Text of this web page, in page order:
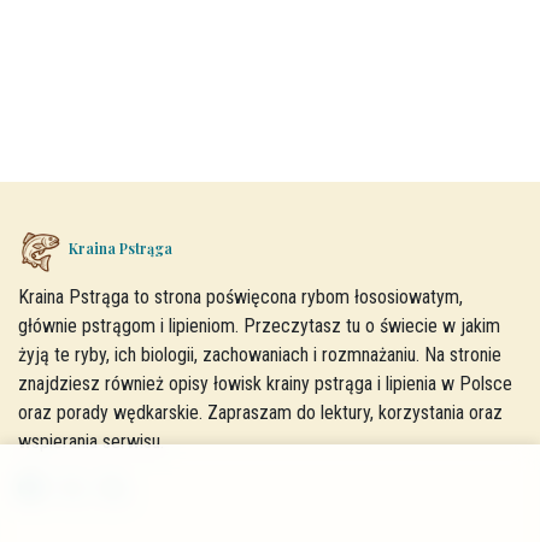
Kraina Pstrąga
Kraina Pstrąga to strona poświęcona rybom łososiowatym,
głównie pstrągom i lipieniom. Przeczytasz tu o świecie w jakim
żyją te ryby, ich biologii, zachowaniach i rozmnażaniu. Na stronie
znajdziesz również opisy łowisk krainy pstrąga i lipienia w Polsce
oraz porady wędkarskie. Zapraszam do lektury, korzystania oraz
wspierania serwisu.